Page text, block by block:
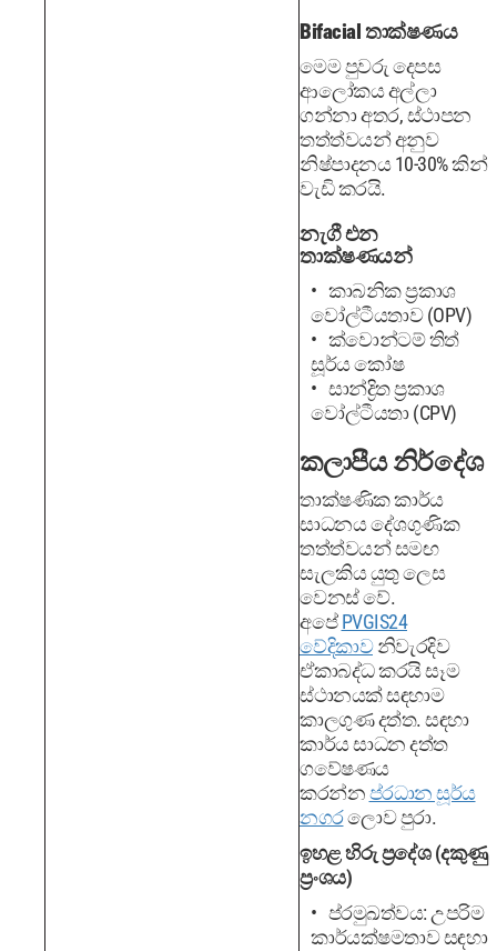
Bifacial තාක්ෂණය
මෙම පුවරු දෙපස
ආලෝකය අල්ලා
ගන්නා අතර, ස්ථාපන
තත්ත්වයන් අනුව
නිෂ්පාදනය 10-30% කින්
වැඩි කරයි.
නැගී එන
තාක්ෂණයන්
කාබනික ප්‍රකාශ
වෝල්ටීයතාව (OPV)
ක්වොන්ටම් තිත්
සූර්ය කෝෂ
සාන්ද්‍රිත ප්‍රකාශ
වෝල්ටීයතා (CPV)
කලාපීය නිර්දේශ
තාක්ෂණික කාර්ය
සාධනය දේශගුණික
තත්ත්වයන් සමඟ
සැලකිය යුතු ලෙස
වෙනස් වේ.
අපේ PVGIS24
වේදිකාවනිවැරදිව
ඒකාබද්ධ කරයි සෑම
ස්ථානයක් සඳහාම
කාලගුණ දත්ත. සඳහා
කාර්ය සාධන දත්ත
ගවේෂණය
කරන්නප්රධාන සූර්ය
නගරලොව පුරා.
ඉහළ හිරු ප්‍රදේශ (දකුණු
ප්‍රංශය)
ප්රමුඛත්වය: උපරිම
කාර්යක්ෂමතාව සඳහා